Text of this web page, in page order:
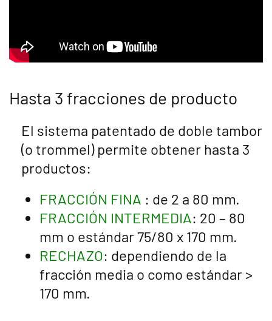
Hasta 3 fracciones de producto
El sistema patentado de doble tambor
(o trommel) permite obtener hasta 3
productos:
FRACCIÓN FINA : de 2 a 80 mm.
FRACCIÓN INTERMEDIA: 20 – 80
mm o estándar 75/80 x 170 mm.
RECHAZO: dependiendo de la
fracción media o como estándar >
170 mm.